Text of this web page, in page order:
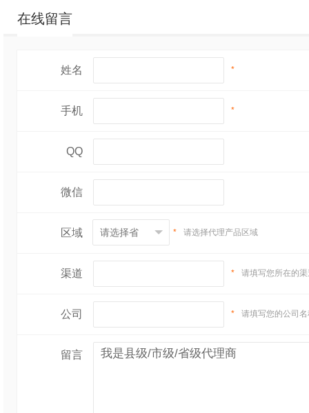
在线留言
姓名 *
手机 *
QQ
微信
区域 * 请选择代理产品区域
渠道 * 请填写您所在的
公司 * 请填写您的公司
留言